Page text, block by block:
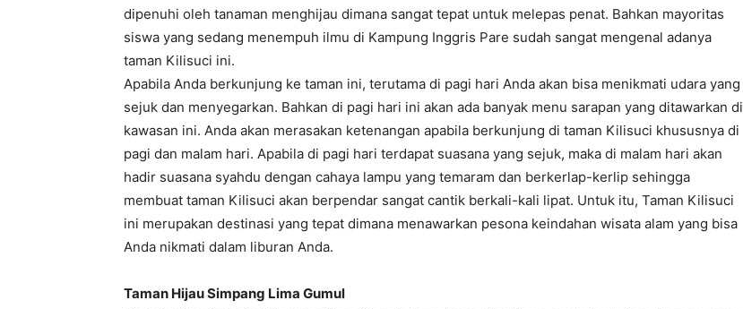
dipenuhi oleh tanaman menghijau dimana sangat tepat untuk melepas penat. Bahkan mayoritas
siswa yang sedang menempuh ilmu di Kampung Inggris Pare sudah sangat mengenal adanya
taman Kilisuci ini.
Apabila Anda berkunjung ke taman ini, terutama di pagi hari Anda akan bisa menikmati udara yang
sejuk dan menyegarkan. Bahkan di pagi hari ini akan ada banyak menu sarapan yang ditawarkan di
kawasan ini. Anda akan merasakan ketenangan apabila berkunjung di taman Kilisuci khususnya di
pagi dan malam hari. Apabila di pagi hari terdapat suasana yang sejuk, maka di malam hari akan
hadir suasana syahdu dengan cahaya lampu yang temaram dan berkerlap-kerlip sehingga
membuat taman Kilisuci akan berpendar sangat cantik berkali-kali lipat. Untuk itu, Taman Kilisuci
ini merupakan destinasi yang tepat dimana menawarkan pesona keindahan wisata alam yang bisa
Anda nikmati dalam liburan Anda.
Taman Hijau Simpang Lima Gumul